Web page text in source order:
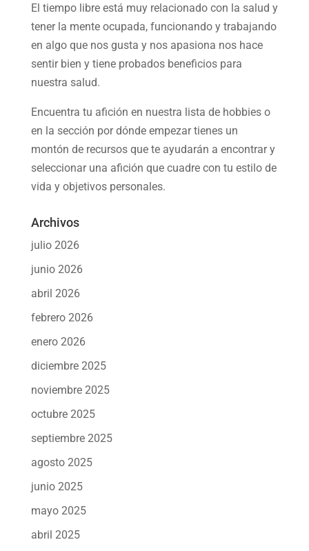
El tiempo libre está muy relacionado con la salud y
tener la mente ocupada, funcionando y trabajando
en algo que nos gusta y nos apasiona nos hace
sentir bien y tiene probados beneficios para
nuestra salud.
Encuentra tu afición en nuestra lista de hobbieso
en la sección por dónde empezar tienes un
montón de recursos que te ayudarán a encontrar y
seleccionar una afición que cuadre con tu estilo de
vida y objetivos personales.
Archivos
julio 2026
junio 2026
abril 2026
febrero 2026
enero 2026
diciembre 2025
noviembre 2025
octubre 2025
septiembre 2025
agosto 2025
junio 2025
mayo 2025
abril 2025